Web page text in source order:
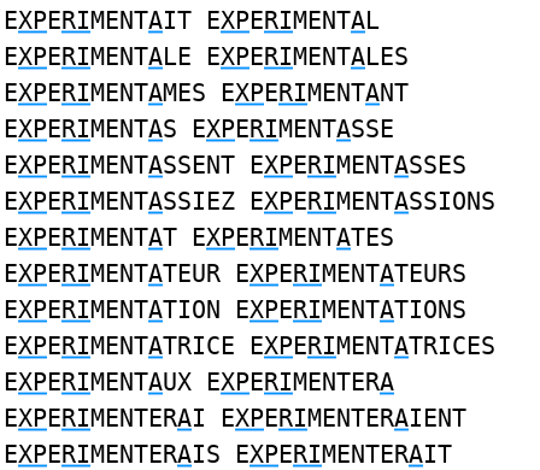
EXPERIMENTAIT EXPERIMENTAL
EXPERIMENTALE EXPERIMENTALES
EXPERIMENTAMES EXPERIMENTANT
EXPERIMENTAS EXPERIMENTASSE
EXPERIMENTASSENT EXPERIMENTASSES
EXPERIMENTASSIEZ EXPERIMENTASSIONS
EXPERIMENTAT EXPERIMENTATES
EXPERIMENTATEUR EXPERIMENTATEURS
EXPERIMENTATION EXPERIMENTATIONS
EXPERIMENTATRICE EXPERIMENTATRICES
EXPERIMENTAUX EXPERIMENTERA
EXPERIMENTERAI EXPERIMENTERAIENT
EXPERIMENTERAIS EXPERIMENTERAIT